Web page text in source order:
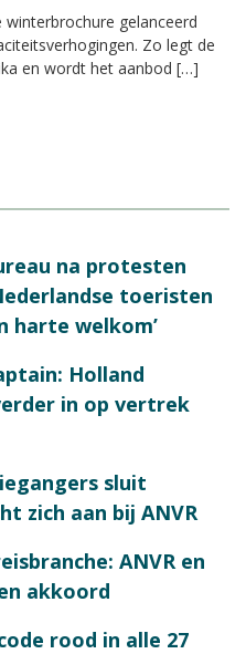
gelanceerd
Zo legt de
en wordt het aanbod […]
na protesten
toeristen
harte welkom’
Holland
in op vertrek
sluit
zich aan bij ANVR
ANVR en
akkoord
rood in alle 27